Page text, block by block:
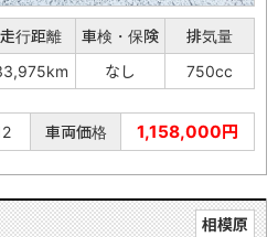
走行距離 車検・保険
排気量
なし 750cc
車両価格 1,158,000円
相模原